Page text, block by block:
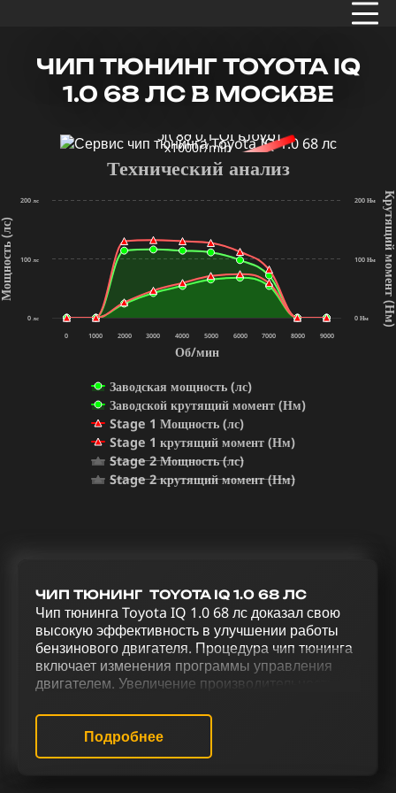
ЧИП ТЮНИНГ TOYOTA IQ
1.0 68 ЛС В МОСКВЕ
x1000r/min
Об/мин
(лс)
Технический анализ
Заводская мощность (лс)
Заводской крутящий момент (Нм)
Stage 1 Мощность (лс)
Stage 1 крутящий момент (Нм)
Stage 2 Мощность (лс)
Stage 2 крутящий момент (Нм)
0 1000 2000 3000 4000 5000 6000 7000 8000 9000
0 лс
100 лс
200 лс
0 Нм
100 Нм
200 Нм
ЧИП ТЮНИНГ TOYOTA IQ 1.0 68 ЛС
Чип тюнинга Toyota IQ 1.0 68 лс доказал свою
высокую эффективность в улучшении работы
бензинового двигателя. Процедура чип тюнинга
включает изменения программы управления
двигателем. Увеличение производительности и
достигается благодаря комплексному тюнингу,
включающему чип-тюнинг (stage 1 и stage 2),
удаление катализатора (Евро-2), отключение
Подробнее